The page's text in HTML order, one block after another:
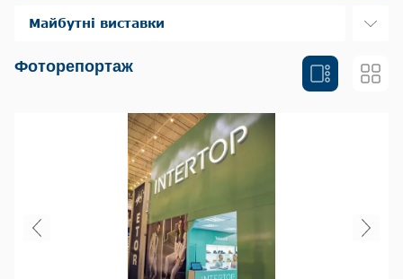
Майбутні виставки
Фоторепортаж